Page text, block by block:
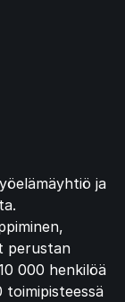
ja
perustan
000 henkilöä
toimipisteessä